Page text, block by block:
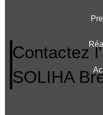
Contactez
SOLIHA